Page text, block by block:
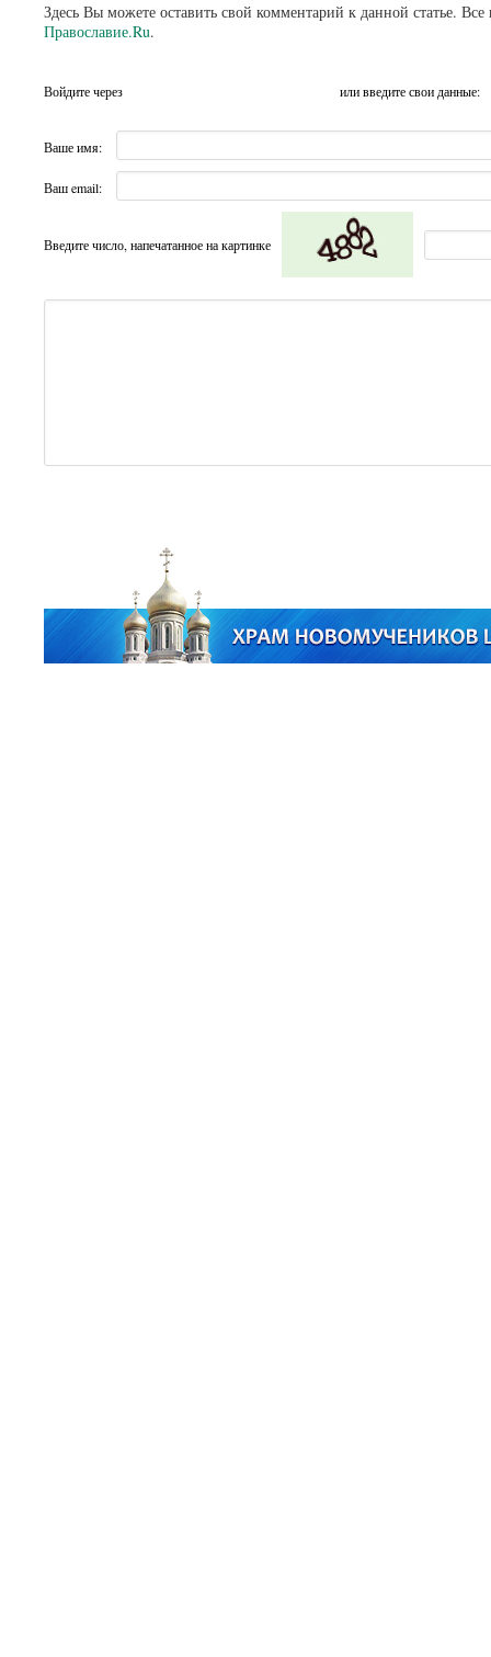
Здесь Вы можете оставить свой комментарий к данной статье.
Православие.Ru.
Войдите через или введите свои данные:
Ваше имя:
Ваш email:
Введите число, напечатанное на картинке